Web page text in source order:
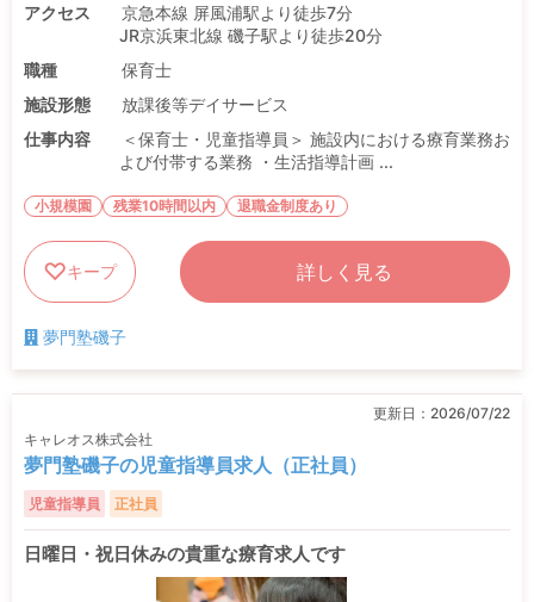
アクセス
京急本線 屏風浦駅より徒歩7分
JR京浜東北線 磯子駅より徒歩20分
職種
保育士
施設形態
放課後等デイサービス
仕事内容
＜保育士・児童指導員＞ 施設内における療育業務お
よび付帯する業務 ・生活指導計画 ...
小規模園 残業10時間以内 退職金制度あり
キープ 詳しく見る
夢門塾磯子
更新日： 2026/07/22
キャレオス株式会社
夢門塾磯子の児童指導員求人（正社員）
児童指導員 正社員
日曜日・祝日休みの貴重な療育求人です